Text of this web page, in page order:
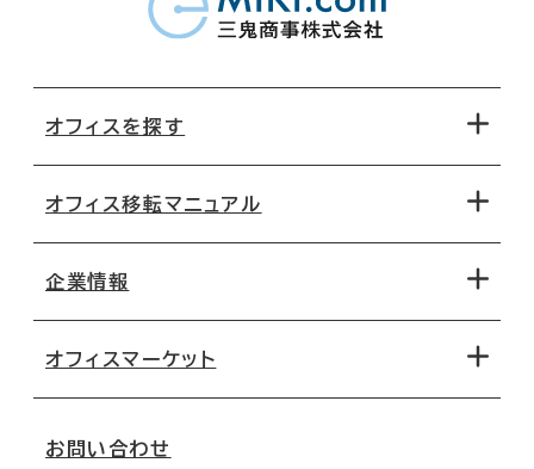
オフィスを探す
地図から探す
路線・駅から探す
オフィス移転マニュアル
移転コストシミュレーション
移転スケジュール
オフィス移転Q&A
企業情報
オフィスマーケット
お問い合わせ